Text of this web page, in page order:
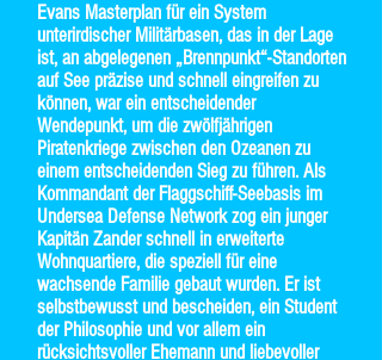
Evans Masterplan für ein System
unterirdischer Militärbasen, das in der Lage
ist, an abgelegenen „Brennpunkt“-Standorten
auf See präzise und schnell eingreifen zu
können, war ein entscheidender
Wendepunkt, um die zwölfjährigen
Piratenkriege zwischen den Ozeanen zu
einem entscheidenden Sieg zu führen. Als
Kommandant der Flaggschiff-Seebasis im
Undersea Defense Network zog ein junger
Kapitän Zander schnell in erweiterte
Wohnquartiere, die speziell für eine
wachsende Familie gebaut wurden. Er ist
selbstbewusst und bescheiden, ein Student
der Philosophie und vor allem ein
rücksichtsvoller Ehemann und liebevoller